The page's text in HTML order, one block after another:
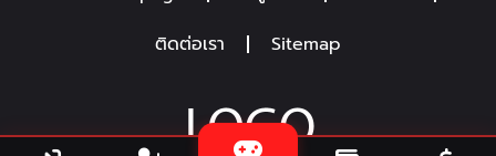
ติดต่อเรา
Sitemap